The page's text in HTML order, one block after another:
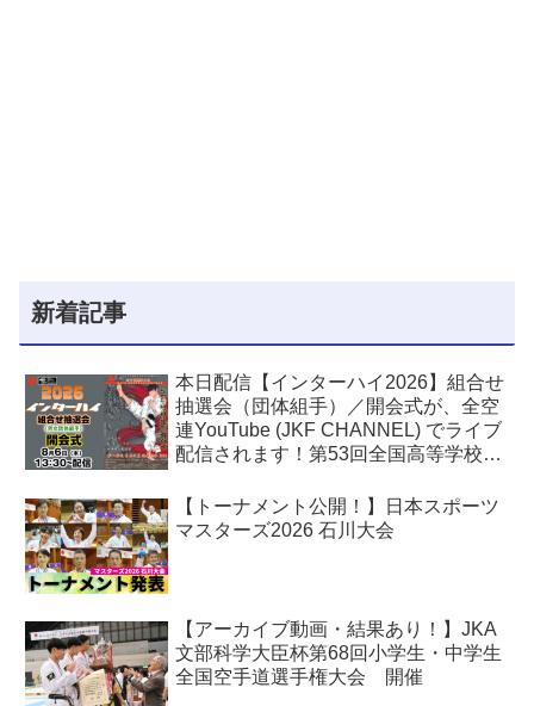
新着記事
本日配信【インターハイ2026】組合せ
抽選会（団体組手）／開会式が、全空
連YouTube (JKF CHANNEL) でライブ
配信されます！第53回全国高等学校空
【トーナメント公開！】日本スポーツ
マスターズ2026 石川大会
【アーカイブ動画・結果あり！】JKA
文部科学大臣杯第68回小学生・中学生
全国空手道選手権大会 開催